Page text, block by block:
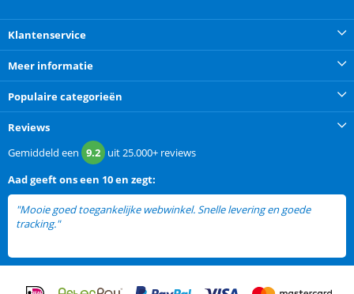
Klantenservice
Meer informatie
Populaire categorieën
Reviews
Gemiddeld een 9.2 uit25.000+ reviews
Aadgeeft ons een 10 en zegt:
"Mooie goed toegankelijke webwinkel. Snelle levering en goede
tracking."